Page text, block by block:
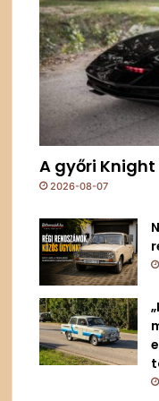
A győri Knight
2026-08-07